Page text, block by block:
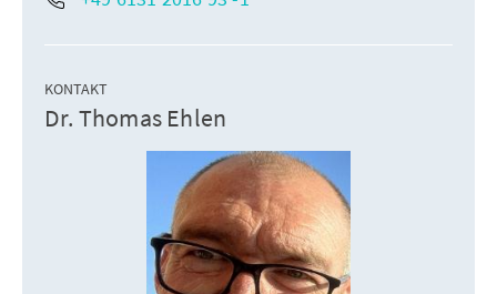
KONTAKT
Dr. Thomas Ehlen